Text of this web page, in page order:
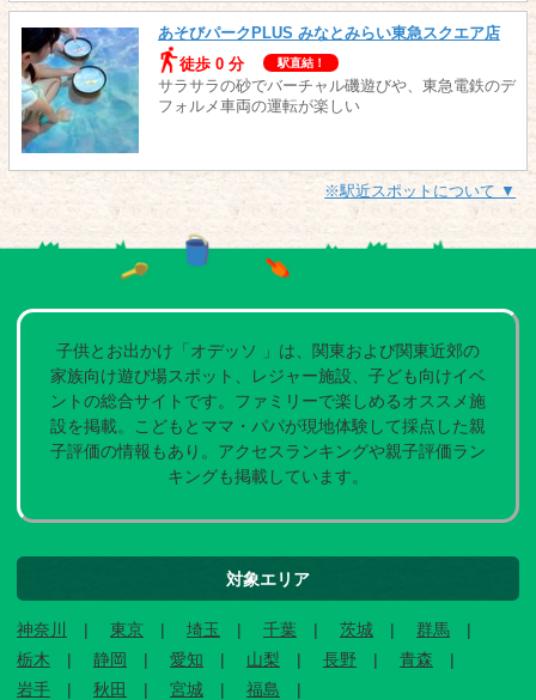
あそびパークPLUS みなとみらい東急スクエア店
徒歩 0 分
駅直結！
サラサラの砂でバーチャル磯遊びや、東急電鉄のデ
フォルメ車両の運転が楽しい
※駅近スポットについて ▼
子供とお出かけ「オデッソ 」は、関東および関東近郊の
家族向け遊び場スポット、レジャー施設、子ども向けイベ
ントの総合サイトです。ファミリーで楽しめるオススメ施
設を掲載。こどもとママ・パパが現地体験して採点した親
子評価の情報もあり。アクセスランキングや親子評価ラン
キングも掲載しています。
対象エリア
神奈川 東京 埼玉 千葉 茨城
群馬
栃木
静岡 愛知 山梨 長野
青森
岩手
秋田 宮城 福島